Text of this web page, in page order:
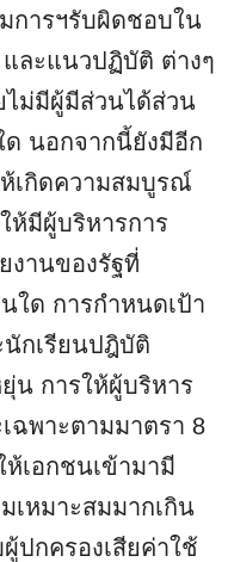
การฯรับผิดชอบใน
ละแนวปฏิบัติ ต่างๆ
ม่มีผู้มีส่วนได้ส่วน
ด นอกจากนี้ยังมีอีก
เกิดความสมบูรณ์
ห้มีผู้บริหารการ
งานของรัฐที่
ใด การกำหนดเป้า
กเรียนปฎิบัติ
น การให้ผู้บริหาร
ฉพาะตามมาตรา 8
เอกชนเข้ามามี
เหมาะสมมากเกิน
ปกครองเสียค่าใช้